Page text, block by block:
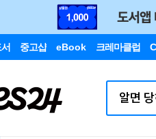
중고샵 eBook 크레마클럽